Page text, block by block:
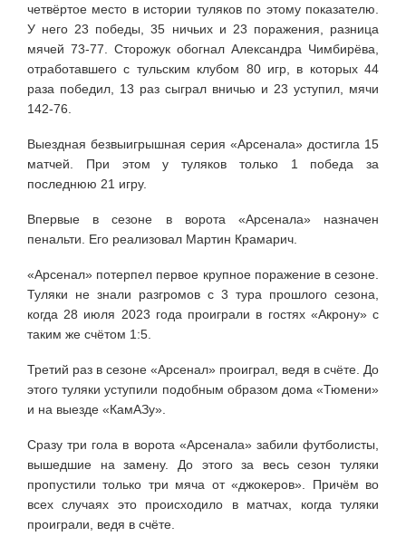
четвёртое место в истории туляков по этому показателю.
У него 23 победы, 35 ничьих и 23 поражения, разница
мячей 73-77. Сторожук обогнал Александра Чимбирёва,
отработавшего с тульским клубом 80 игр, в которых 44
раза победил, 13 раз сыграл вничью и 23 уступил, мячи
142-76.
Выездная безвыигрышная серия «Арсенала» достигла 15
матчей. При этом у туляков только 1 победа за
последнюю 21 игру.
Впервые в сезоне в ворота «Арсенала» назначен
пенальти. Его реализовал Мартин Крамарич.
«Арсенал» потерпел первое крупное поражение в сезоне.
Туляки не знали разгромов с 3 тура прошлого сезона,
когда 28 июля 2023 года проиграли в гостях «Акрону» с
таким же счётом 1:5.
Третий раз в сезоне «Арсенал» проиграл, ведя в счёте. До
этого туляки уступили подобным образом дома «Тюмени»
и на выезде «КамАЗу».
Сразу три гола в ворота «Арсенала» забили футболисты,
вышедшие на замену. До этого за весь сезон туляки
пропустили только три мяча от «джокеров». Причём во
всех случаях это происходило в матчах, когда туляки
проиграли, ведя в счёте.